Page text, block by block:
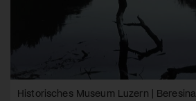
Historisches Museum Luzern | Beresina